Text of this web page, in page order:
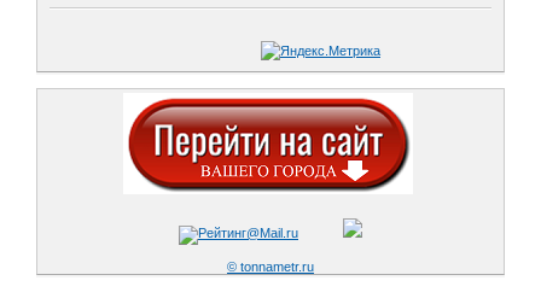
© tonnametr.ru